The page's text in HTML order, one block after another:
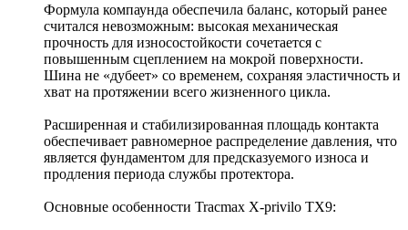
Формула компаунда обеспечила баланс, который ранее
считался невозможным: высокая механическая
прочность для износостойкости сочетается с
повышенным сцеплением на мокрой поверхности.
Шина не «дубеет» со временем, сохраняя эластичность и
хват на протяжении всего жизненного цикла.
Расширенная и стабилизированная площадь контакта
обеспечивает равномерное распределение давления, что
является фундаментом для предсказуемого износа и
продления периода службы протектора.
Основные особенности Tracmax X-privilo TX9: